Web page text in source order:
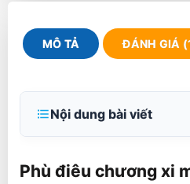
MÔ TẢ ĐÁNH GIÁ
Nội dung bài viết
1. Chất Liệu Bền Bỉ
Phù điêu chương xi